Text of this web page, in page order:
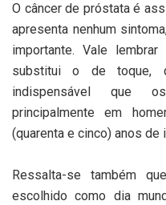
O câncer de próstata é
apresenta nenhum
importante. Vale
substitui o de toque,
indispensável que
principalmente em
(quarenta e cinco) anos de
Ressalta-se também
escolhido como dia